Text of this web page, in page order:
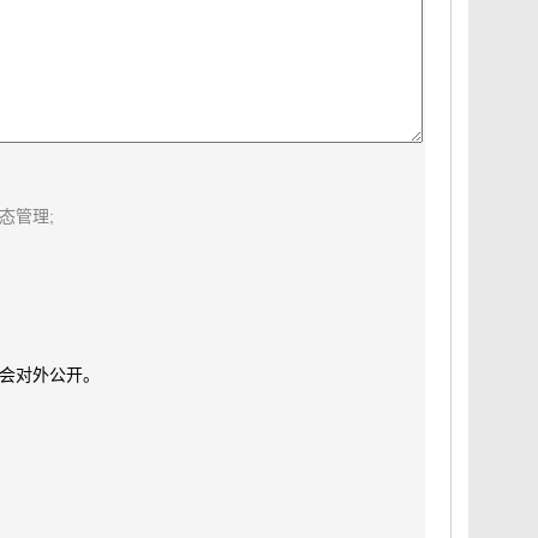
管理;
对外公开。